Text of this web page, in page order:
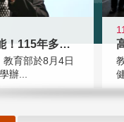
跨越限制，探索潛能！115年多元潛
育部於8月4日
辦...